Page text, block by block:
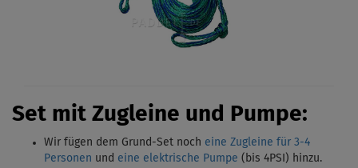
Set mit Zugleine und Pumpe:
Wir fügen dem Grund-Set noch eine Zugleine für 3-4
Personen und eine elektrische Pumpe (bis 4PSI) hinzu.